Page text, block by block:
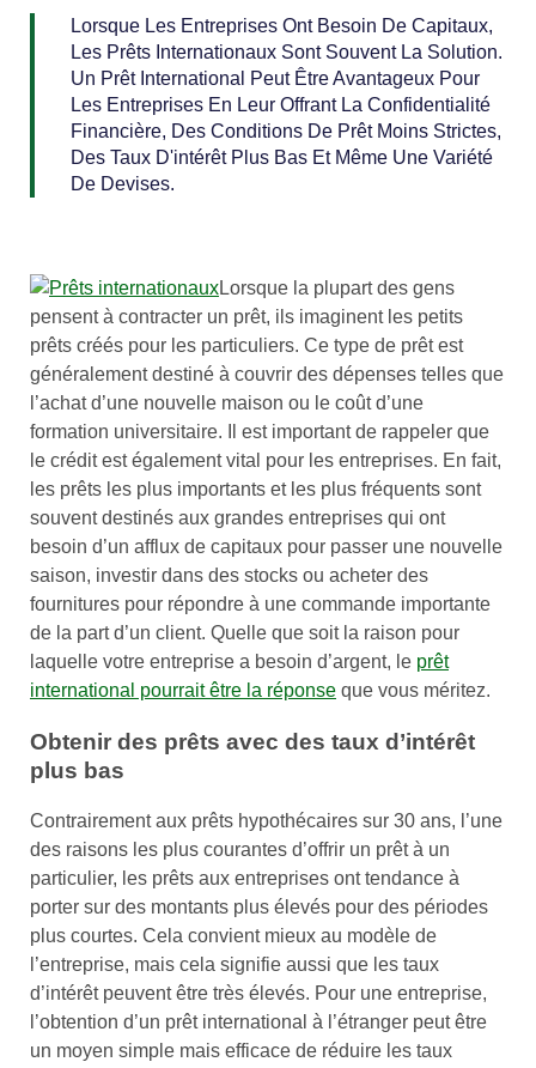
Lorsque Les Entreprises Ont Besoin De Capitaux,
Les Prêts Internationaux Sont Souvent La Solution.
Un Prêt International Peut Être Avantageux Pour
Les Entreprises En Leur Offrant La Confidentialité
Financière, Des Conditions De Prêt Moins Strictes,
Des Taux D'intérêt Plus Bas Et Même Une Variété
De Devises.
Lorsque la plupart des gens
pensent à contracter un prêt, ils imaginent les petits
prêts créés pour les particuliers. Ce type de prêt est
généralement destiné à couvrir des dépenses telles que
l’achat d’une nouvelle maison ou le coût d’une
formation universitaire. Il est important de rappeler que
le crédit est également vital pour les entreprises. En fait,
les prêts les plus importants et les plus fréquents sont
souvent destinés aux grandes entreprises qui ont
besoin d’un afflux de capitaux pour passer une nouvelle
saison, investir dans des stocks ou acheter des
fournitures pour répondre à une commande importante
de la part d’un client. Quelle que soit la raison pour
laquelle votre entreprise a besoin d’argent, le prêt
international pourrait être la réponse que vous méritez.
Obtenir des prêts avec des taux d’intérêt
plus bas
Contrairement aux prêts hypothécaires sur 30 ans, l’une
des raisons les plus courantes d’offrir un prêt à un
particulier, les prêts aux entreprises ont tendance à
porter sur des montants plus élevés pour des périodes
plus courtes. Cela convient mieux au modèle de
l’entreprise, mais cela signifie aussi que les taux
d’intérêt peuvent être très élevés. Pour une entreprise,
l’obtention d’un prêt international à l’étranger peut être
un moyen simple mais efficace de réduire les taux